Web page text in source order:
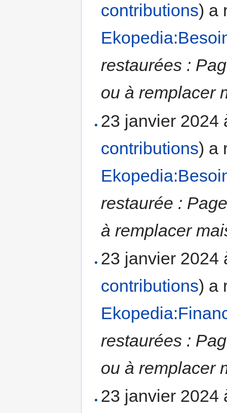
contributions) a
restaurées :
ou à remplacer
23 janvier 2024
contributions) a
restaurée :
à remplacer
23 janvier 2024
contributions) a
restaurées :
ou à remplacer
23 janvier 2024